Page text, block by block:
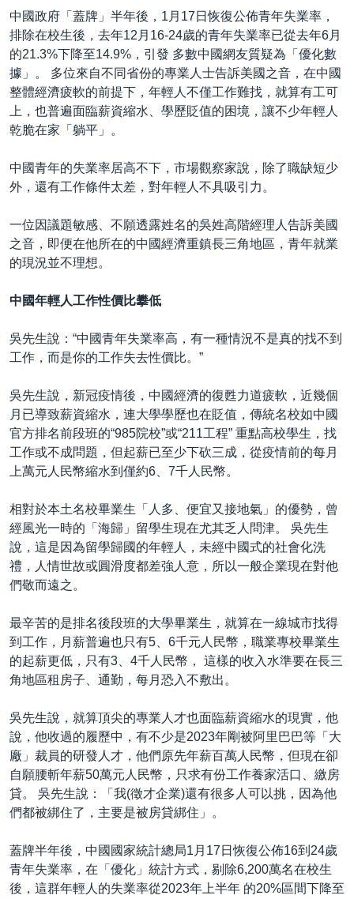
中國政府「蓋牌」半年後，1月17日恢復公佈青年失業率，
排除在校生後，去年12月16-24歲的青年失業率已從去年6月
的21.3%下降至14.9%，引發 多數中國網友質疑為「優化數
據」。 多位來自不同省份的專業人士告訴美國之音，在中國
整體經濟疲軟的前提下，年輕人不僅工作難找，就算有工可
上，也普遍面臨薪資縮水、學歷貶值的困境，讓不少年輕人
乾脆在家「躺平」。
中國青年的失業率居高不下，市場觀察家說，除了職缺短少
外，還有工作條件太差，對年輕人不具吸引力。
一位因議題敏感、不願透露姓名的吳姓高階經理人告訴美國
之音，即便在他所在的中國經濟重鎮長三角地區，青年就業
的現況並不理想。
中國年輕人工作性價比攀低
吳先生說：“中國青年失業率高，有一種情況不是真的找不到
工作，而是你的工作失去性價比。”
吳先生說，新冠疫情後，中國經濟的復甦力道疲軟，近幾個
月已導致薪資縮水，連大學學歷也在貶值，傳統名校如中國
官方排名前段班的“985院校”或“211工程” 重點高校學生，找
工作或不成問題，但起薪已至少下砍三成，從疫情前的每月
上萬元人民幣縮水到僅約6、7千人民幣。
相對於本土名校畢業生「人多、便宜又接地氣」的優勢，曾
經風光一時的「海歸」留學生現在尤其乏人問津。 吳先生
說，這是因為留學歸國的年輕人，未經中國式的社會化洗
禮，人情世故或圓滑度都差強人意，所以一般企業現在對他
們敬而遠之。
最辛苦的是排名後段班的大學畢業生，就算在一線城市找得
到工作，月薪普遍也只有5、6千元人民幣，職業專校畢業生
的起薪更低，只有3、4千人民幣， 這樣的收入水準要在長三
角地區租房子、通勤，每月恐入不敷出。
吳先生說，就算頂尖的專業人才也面臨薪資縮水的現實，他
說，他收過的履歷中，有不少是2023年剛被阿里巴巴等「大
廠」裁員的研發人才，他們原先年薪百萬人民幣，但現在卻
自願腰斬年薪50萬元人民幣，只求有份工作養家活口、繳房
貸。 吳先生說：「我(徵才企業)還有很多人可以挑，因為他
們都被綁住了，主要是被房貸綁住」。
蓋牌半年後，中國國家統計總局1月17日恢復公佈16到24歲
青年失業率，在「優化」統計方式，剔除6,200萬名在校生
後，這群年輕人的失業率從2023年上半年 的20%區間下降至